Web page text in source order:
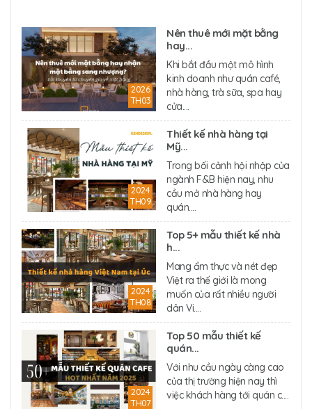
2026
TH03
Nên thuê mới mặt bằng
hay...
Khi bắt đầu một mô hình
kinh doanh như quán café,
nhà hàng, trà sữa, spa hay
cửa....
2024
TH09
Thiết kế nhà hàng tại
Mỹ...
Trong bối cảnh hội nhập của
ngành F&B hiện nay, nhu
cầu mở nhà hàng hay
quán....
2024
TH08
Top 5+ mẫu thiết kế nhà
h...
Mang ẩm thực và nét đẹp
Việt ra thế giới là mong
muốn của rất nhiều người
dân Vi....
2024
TH07
Top 50 mẫu thiết kế
quán...
Với nhu cầu ngày càng cao
của thị trường hiện nay thì
việc khách hàng tới quán c....